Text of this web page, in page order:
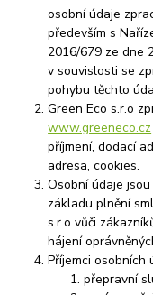
osobní údaje
především s
2016/679 ze dne
v souvislosti se
pohybu těchto
Green Eco s.r.o
www.greeneco.cz
příjmení, dodací
adresa, cookies.
Osobní údaje
základu plnění
s.r.o vůči
hájení
Příjemci osobních
přepravní